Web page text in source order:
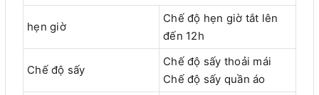
hẹn giờ
Chế độ hẹn giờ tắt lên
đến 12h
Chế độ sấy
Chế độ sấy thoải mái
Chế độ sấy quần áo